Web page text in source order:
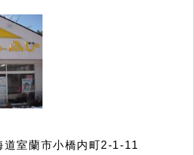
室蘭市小橋内町2-1-11